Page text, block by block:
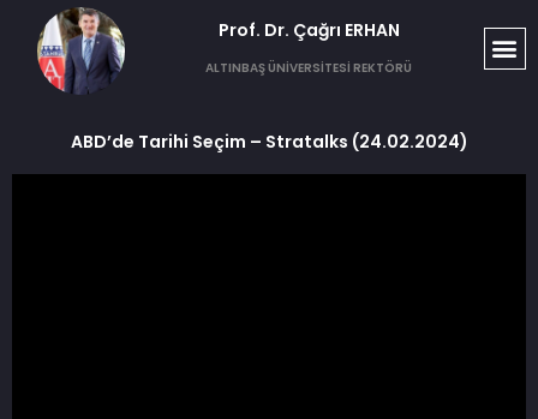
Prof. Dr. Çağrı ERHAN​
ALTINBAŞ ÜNİVERSİTESİ REKTÖRÜ
ABD’de Tarihi Seçim – Stratalks (24.02.2024)